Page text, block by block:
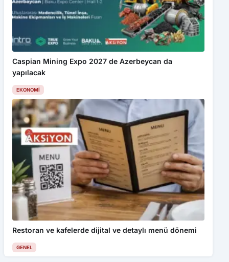
Caspian Mining Expo 2027 de Azerbeycan da
yapılacak
EKONOMI
Restoran ve kafelerde dijital ve detaylı menü dönemi
GENEL